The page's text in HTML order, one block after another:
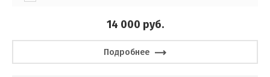
14 000 руб.
Подробнее